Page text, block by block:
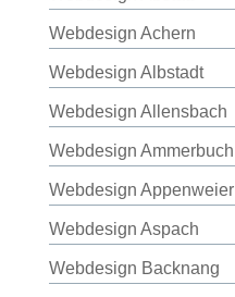
Webdesign Achern
Webdesign Albstadt
Webdesign Allensbach
Webdesign Ammerbuch
Webdesign Appenweier
Webdesign Aspach
Webdesign Backnang